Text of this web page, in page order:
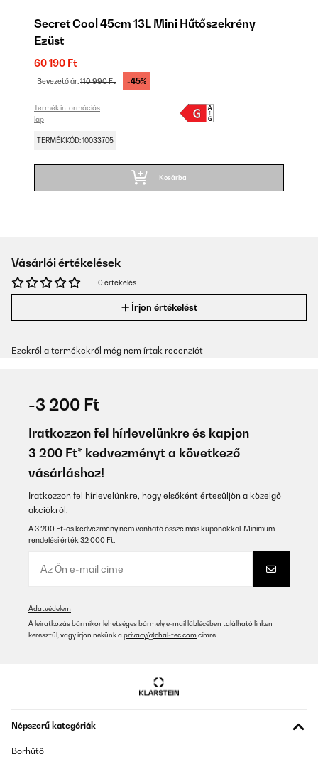
Secret Cool 45cm 13L Mini Hűtőszekrény
Ezüst
60 190 Ft
Bevezető ár:110 990 Ft -45%
Termék információs
lap
TERMÉKKÓD: 10033705
Kosárba
Vásárlói értékelések
0 értékelés
Írjon értékelést
Ezekről a termékekről még nem írtak recenziót
-3 200 Ft
Iratkozzon fel hírlevelünkre és kapjon
3 200 Ft* kedvezményt a következő
vásárláshoz!
Iratkozzon fel hírlevelünkre, hogy elsőként értesüljön a közelgő
akciókról.
A 3 200 Ft-os kedvezmény nem vonható össze más kuponokkal. Minimum
rendelési érték 32 000 Ft.
Adatvédelem
A leiratkozás bármikor lehetséges bármely e-mail láblécében található linken
keresztül, vagy írjon nekünk a privacy@chal-tec.com címre.
Népszerű kategóriák
Borhűtő